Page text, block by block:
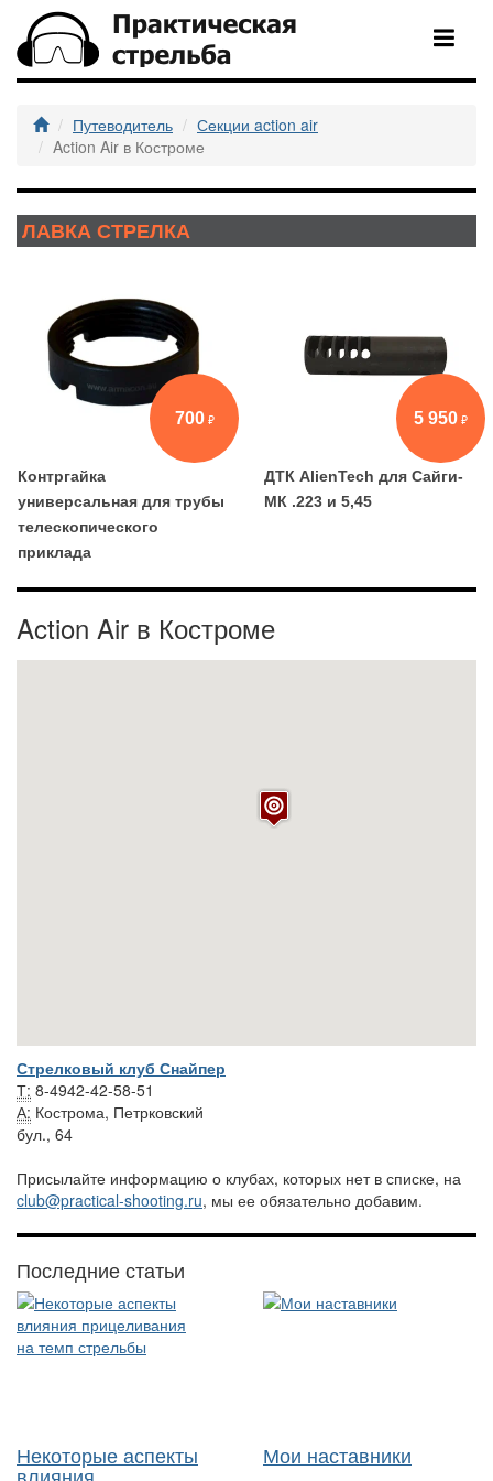
Путеводитель
Секции action air
Action Air в Костроме
ЛАВКА СТРЕЛКА
700
Контргайка
универсальная для трубы
телескопического
приклада
5 950
ДТК AlienTech для Сайги-
МК .223 и 5,45
Action Air в Костроме
Стрелковый клуб Снайпер
Т: 8-4942-42-58-51
А: Кострома, Петрковский
бул., 64
Присылайте информацию о клубах, которых нет в списке, на
club@practical-shooting.ru, мы ее обязательно добавим.
Последние статьи
Некоторые аспекты Мои наставники